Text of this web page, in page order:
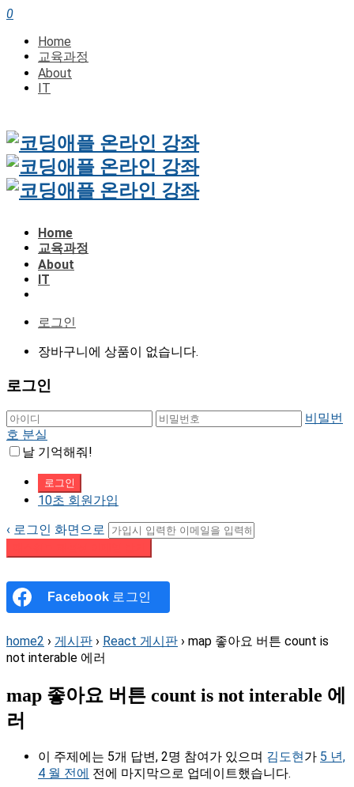
0
Home
교육과정
About
IT
Home
교육과정
About
IT
로그인
장바구니에 상품이 없습니다.
로그인
비밀번
호 분실
날 기억해줘!
10초 회원가입
‹ 로그인 화면으로
Facebook 로그인
home2 › 게시판 › React 게시판 › map 좋아요 버튼 count is
not interable 에러
map 좋아요 버튼 count is not interable 에
러
이 주제에는 5개 답변, 2명 참여가 있으며 김도현가 5 년,
4 월 전에 전에 마지막으로 업데이트했습니다.